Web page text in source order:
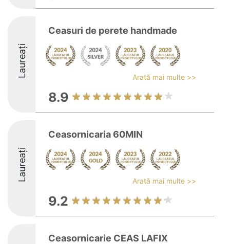
Laureați
Ceasuri de perete handmade
Arată mai multe >>
8.9
Laureați
Ceasornicaria 60MIN
Arată mai multe >>
9.2
Ceasornicarie CEAS LAFIX